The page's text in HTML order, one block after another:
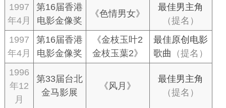
1997
年4月
第16届香港
电影金像奖
《色情男女》
最佳男主角
（提名）
1997
年4月
第16届香港
电影金像奖
《金枝玉叶2
金枝玉葉2》
最佳原创电影
歌曲
（提名）
1996
年12
月
第33届台北
金马影展
《风月》
最佳男主角
（提名）